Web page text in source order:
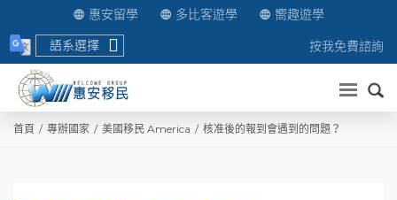
惠安留學 多比客遊學
嚮趣遊學
語系選擇
按我免費諮詢
送出
首頁 專辦國家 美國移民 America 核准後的報到會遇到的問題？